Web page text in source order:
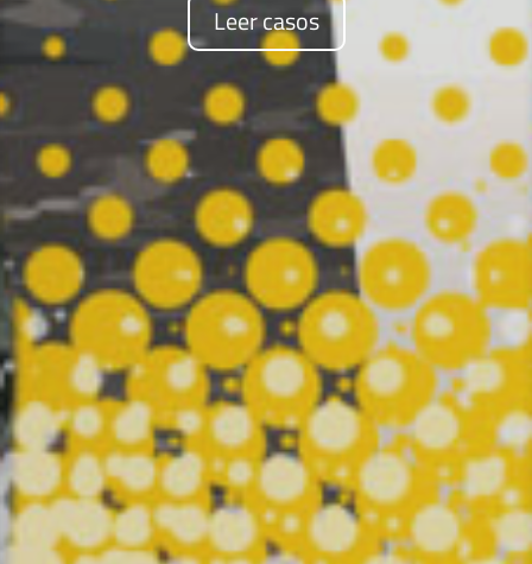
Leer casos